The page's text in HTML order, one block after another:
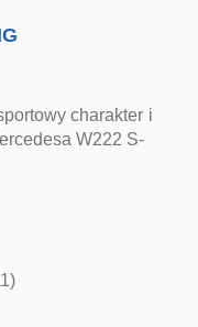
charakter i
W222 S-